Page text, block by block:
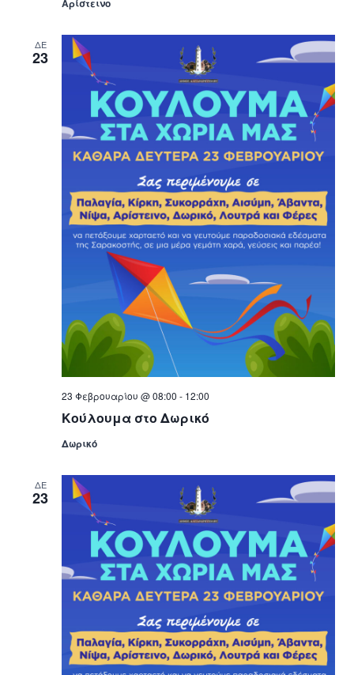
Αρίστεινο
ΔΕ
23
Κούλουμα στο Δωρικό
23 Φεβρουαρίου @ 08:00 - 12:00
Δωρικό
ΔΕ
23